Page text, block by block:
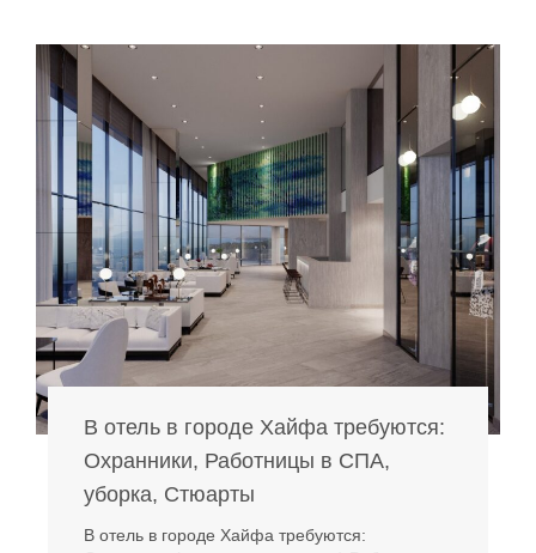
В отель в городе Хайфа требуются:
Охранники, Работницы в СПА,
уборка, Стюарты
В отель в городе Хайфа требуются: